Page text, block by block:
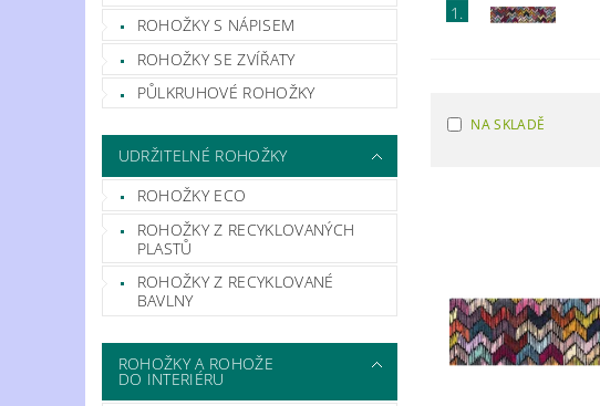
ROHOŽKY S NÁPISEM
ROHOŽKY SE ZVÍŘATY
PŮLKRUHOVÉ ROHOŽKY
UDRŽITELNÉ ROHOŽKY
ROHOŽKY ECO
ROHOŽKY Z RECYKLOVANÝCH
PLASTŮ
ROHOŽKY Z RECYKLOVANÉ
BAVLNY
ROHOŽKY A ROHOŽE
DO INTERIÉRU
1.
NA SKLADĚ